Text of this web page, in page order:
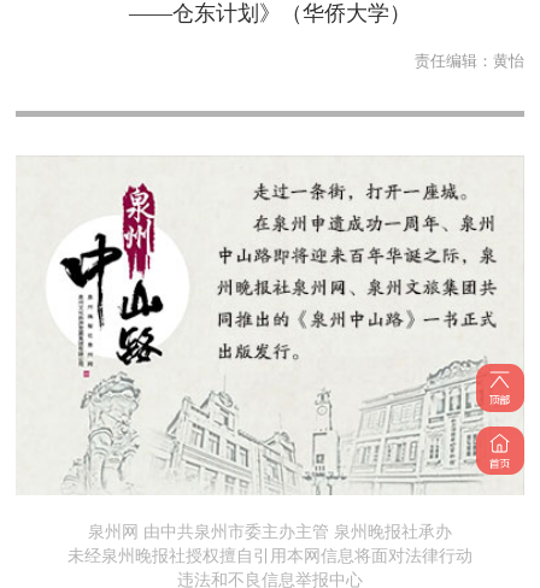
——仓东计划》
（华侨大学）
责任编辑： 黄怡
泉州网 由中共泉州市委主办主管 泉州晚报社承办
未经泉州晚报社授权擅自引用本网信息将面对法律行动
违法和不良信息举报中心